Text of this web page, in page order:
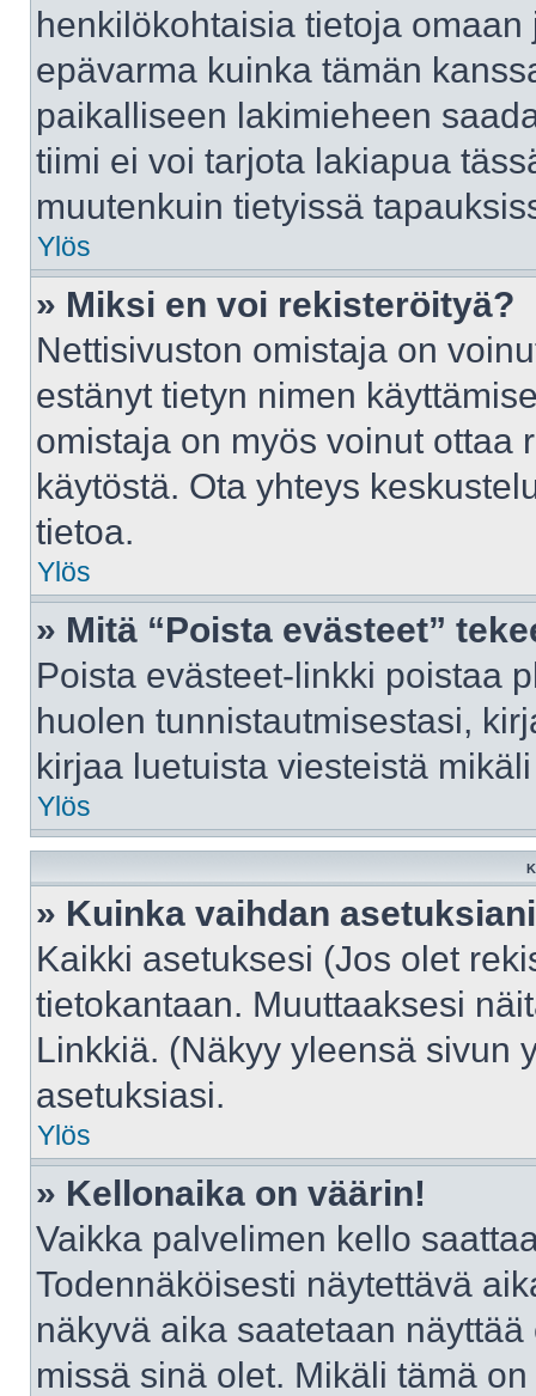
henkilökohtaisia tietoja
epävarma kuinka tämän
paikalliseen lakimieheen
tiimi ei voi tarjota lakiapua
muutenkuin tietyissä
Ylös
» Miksi en voi rekisteröityä?
Nettisivuston omistaja on
estänyt tietyn nimen
omistaja on myös voinut ottaa
käytöstä. Ota yhteys
tietoa.
Ylös
» Mitä “Poista evästeet”
Poista evästeet-linkki poistaa
huolen tunnistautmisestasi,
kirjaa luetuista viesteistä
Ylös
» Kuinka vaihdan
Kaikki asetuksesi (Jos olet
tietokantaan. Muuttaaksesi
Linkkiä. (Näkyy yleensä sivun
asetuksiasi.
Ylös
» Kellonaika on väärin!
Vaikka palvelimen kello
Todennäköisesti näytettävä
näkyvä aika saatetaan
missä sinä olet. Mikäli tämä